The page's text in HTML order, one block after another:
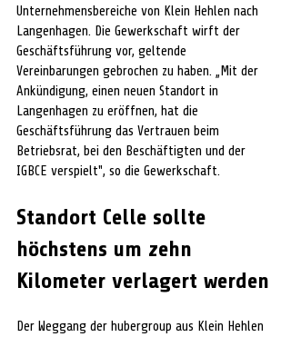
Unternehmensbereiche von Klein Hehlen nach
Langenhagen. Die Gewerkschaft wirft der
Geschäftsführung vor, geltende
Vereinbarungen gebrochen zu haben. „Mit der
Ankündigung, einen neuen Standort in
Langenhagen zu eröffnen, hat die
Geschäftsführung das Vertrauen beim
Betriebsrat, bei den Beschäftigten und der
IGBCE verspielt", so die Gewerkschaft.
Standort Celle sollte
höchstens um zehn
Kilometer verlagert werden
Der Weggang der hubergroup aus Klein Hehlen